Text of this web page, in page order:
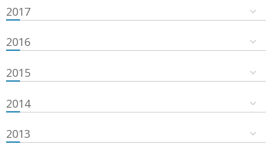
2017
2016
2015
2014
2013